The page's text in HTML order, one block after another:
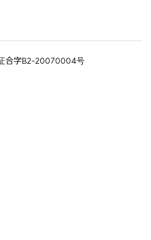
合字B2-20070004号